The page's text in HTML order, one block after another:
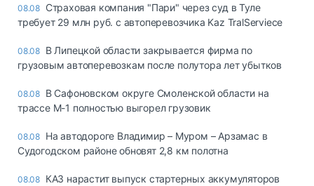
08.08 Страховая компания "Пари" через суд в Туле
требует 29 млн руб. с автоперевозчика Kaz TralServiece
08.08 В Липецкой области закрывается фирма по
грузовым автоперевозкам после полутора лет убытков
08.08 В Сафоновском округе Смоленской области на
трассе М-1 полностью выгорел грузовик
08.08 На автодороге Владимир – Муром – Арзамас в
Судогодском районе обновят 2,8 км полотна
08.08 КАЗ нарастит выпуск стартерных аккумуляторов